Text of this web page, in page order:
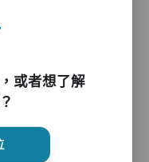
命表徵、協助沐
或者想了解